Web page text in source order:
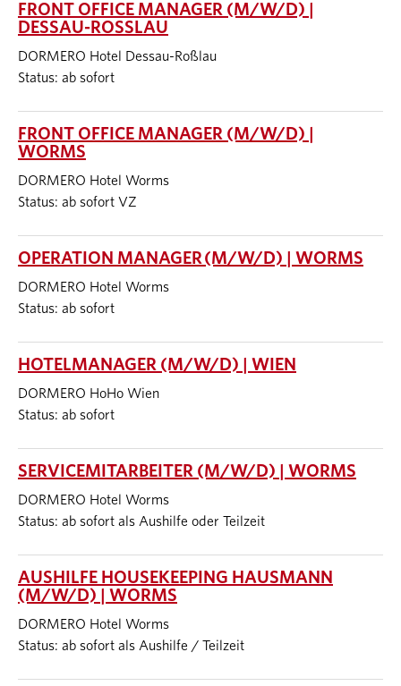
FRONT OFFICE MANAGER (M/W/D) |
DESSAU-ROSSLAU
DORMERO Hotel Dessau-Roßlau
Status: ab sofort
FRONT OFFICE MANAGER (M/W/D) |
WORMS
DORMERO Hotel Worms
Status: ab sofort VZ
OPERATION MANAGER (M/W/D) | WORMS
DORMERO Hotel Worms
Status: ab sofort
HOTELMANAGER (M/W/D) | WIEN
DORMERO HoHo Wien
Status: ab sofort
SERVICEMITARBEITER (M/W/D) | WORMS
DORMERO Hotel Worms
Status: ab sofort als Aushilfe oder Teilzeit
AUSHILFE HOUSEKEEPING HAUSMANN
(M/W/D) | WORMS
DORMERO Hotel Worms
Status: ab sofort als Aushilfe / Teilzeit